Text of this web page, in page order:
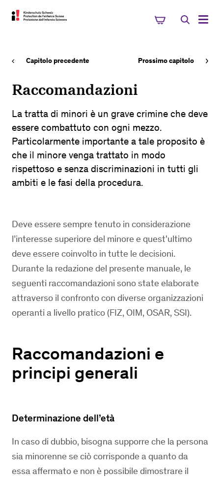
Capitolo precedente Prossimo capitolo
Raccomandazioni
La tratta di minori è un grave crimine che deve
essere combattuto con ogni mezzo.
Particolarmente importante a tale proposito è
che il minore venga trattato in modo
rispettoso e senza discriminazioni in tutti gli
ambiti e le fasi della procedura.
Deve essere sempre tenuto in considerazione
l’interesse superiore del minore e quest'ultimo
deve essere coinvolto in tutte le decisioni.
Durante la redazione del presente manuale, le
seguenti raccomandazioni sono state elaborate
attraverso il confronto con diverse organizzazioni
operanti a livello pratico (FIZ, OIM, OSAR, SSI).
Raccomandazioni e
principi generali
Determinazione dell’età
In caso di dubbio, bisogna supporre che la persona
sia minorenne se ciò corrisponde a quanto da
essa affermato e non è possibile dimostrare il